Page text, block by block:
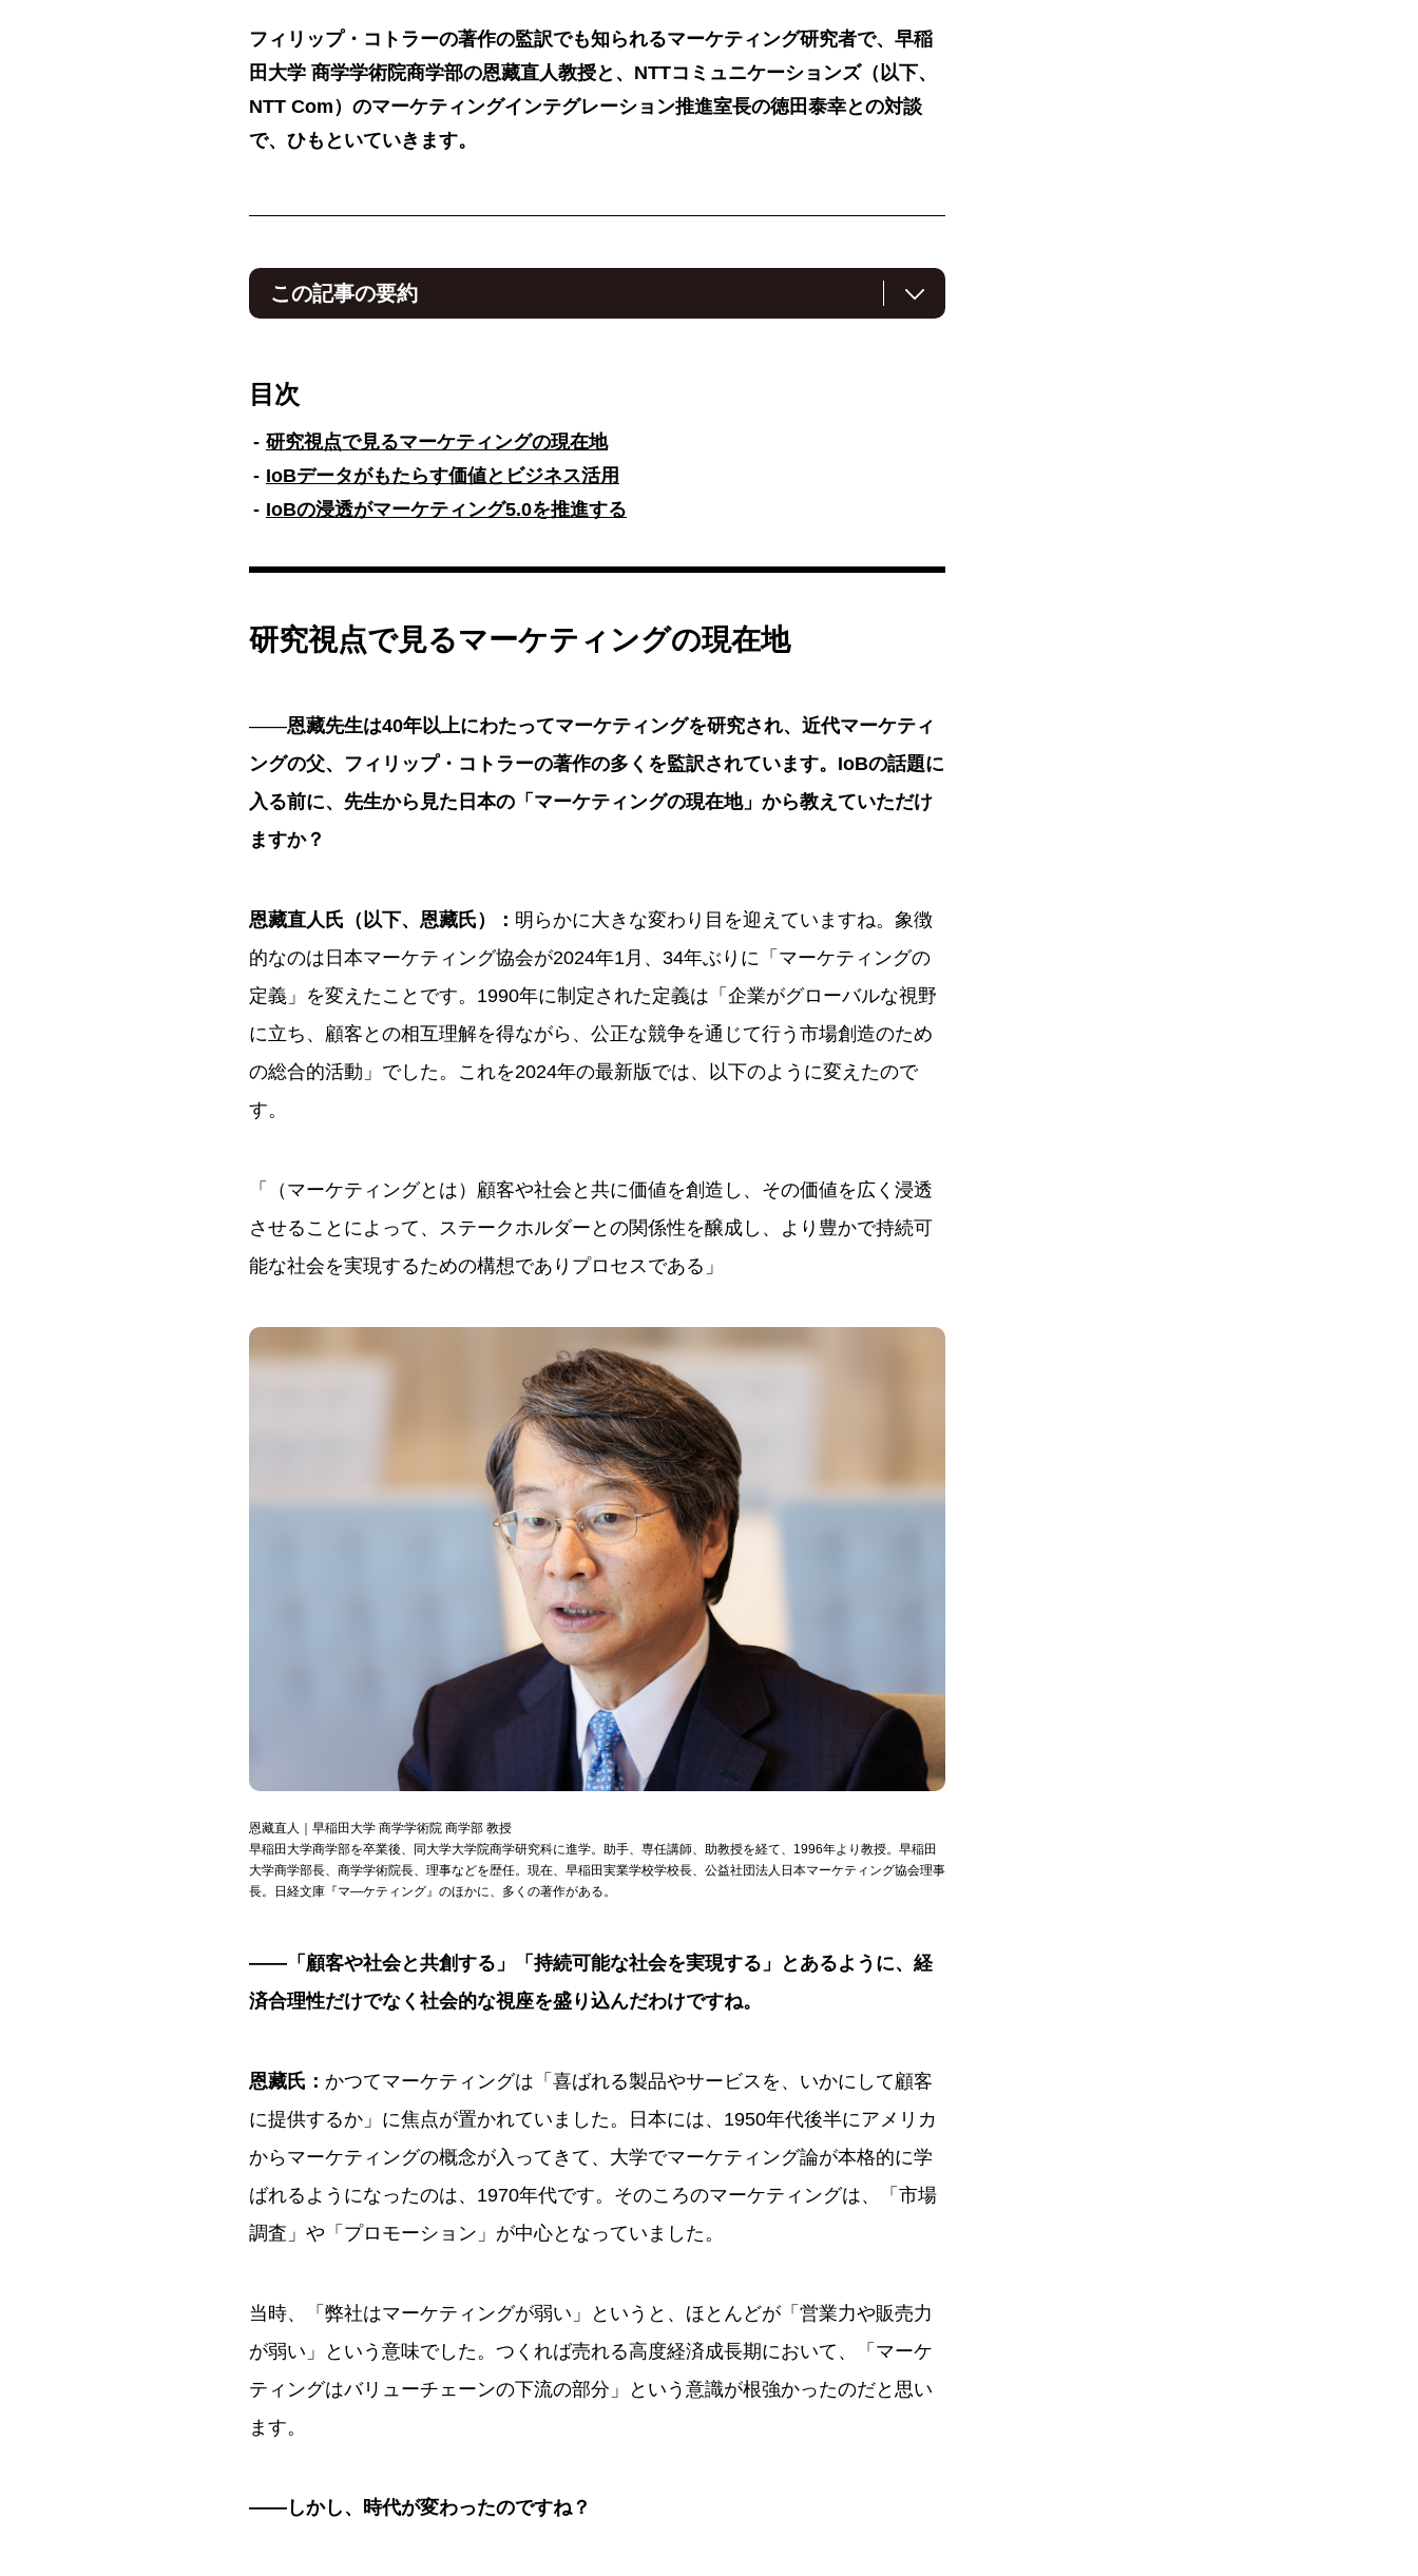
フィリップ・コトラーの著作の監訳でも知られるマーケティング研究者で、早稲
田大学 商学学術院商学部の恩藏直人教授と、NTTコミュニケーションズ（以下、
NTT Com）のマーケティングインテグレーション推進室長の徳田泰幸との対談
で、ひもといていきます。
この記事の要約
ーケティングは、かつての「市場調査」や「プロモーション」中心から、社会課題解決を含む包括
は一方的な販売から共に価値を創造する「共創」関係へと変わり、定量的データを活用した精度の
高いマーケティングが可能になった。
タを収集・分析することで、ヘルスケアやパーソナライズされたマーケティングに活用できる。例
これはコトラーが提唱する「マーケティング5.0」の実現につながる。AIやIoTなどの最新技術を活
IoBデータの共有を進めることで、地域活性化やまちづくりなど社会課題の解決にも貢献できる可
能性がある。デジタル競争力向上のためにも、IoBを活用したマーケティングの推進が求められて
いる。
※この要約は生成AIをもとに作成しています
目次
研究視点で見るマーケティングの現在地
IoBデータがもたらす価値とビジネス活用
IoBの浸透がマーケティング5.0を推進する
研究視点で見るマーケティングの現在地
——恩藏先生は40年以上にわたってマーケティングを研究され、近代マーケティ
ングの父、フィリップ・コトラーの著作の多くを監訳されています。IoBの話題に
入る前に、先生から見た日本の「マーケティングの現在地」から教えていただけ
ますか？
恩藏直人氏（以下、恩藏氏）： 明らかに大きな変わり目を迎えていますね。象徴
的なのは日本マーケティング協会が2024年1月、34年ぶりに「マーケティングの
定義」を変えたことです。1990年に制定された定義は「企業がグローバルな視野
に立ち、顧客との相互理解を得ながら、公正な競争を通じて行う市場創造のため
の総合的活動」でした。これを2024年の最新版では、以下のように変えたので
す。
「（マーケティングとは）顧客や社会と共に価値を創造し、その価値を広く浸透
させることによって、ステークホルダーとの関係性を醸成し、より豊かで持続可
能な社会を実現するための構想でありプロセスである」
恩藏直人｜早稲田大学 商学学術院 商学部 教授
早稲田大学商学部を卒業後、同大学大学院商学研究科に進学。助手、専任講師、助教授を経て、1996年より教授。早稲田
大学商学部長、商学学術院長、理事などを歴任。現在、早稲田実業学校学校長、公益社団法人日本マーケティング協会理事
長。日経文庫『マ―ケティング』のほかに、多くの著作がある。
——「顧客や社会と共創する」「持続可能な社会を実現する」とあるように、経
済合理性だけでなく社会的な視座を盛り込んだわけですね。
恩藏氏： かつてマーケティングは「喜ばれる製品やサービスを、いかにして顧客
に提供するか」に焦点が置かれていました。日本には、1950年代後半にアメリカ
からマーケティングの概念が入ってきて、大学でマーケティング論が本格的に学
ばれるようになったのは、1970年代です。そのころのマーケティングは、「市場
調査」や「プロモーション」が中心となっていました。
当時、「弊社はマーケティングが弱い」というと、ほとんどが「営業力や販売力
が弱い」という意味でした。つくれば売れる高度経済成長期において、「マーケ
ティングはバリューチェーンの下流の部分」という意識が根強かったのだと思い
ます。
——しかし、時代が変わったのですね？